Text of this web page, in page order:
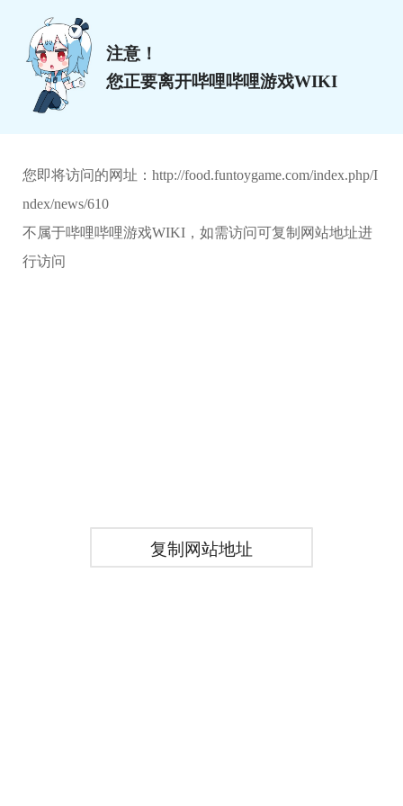
注意！
您正要离开哔哩哔哩游戏WIKI
您即将访问的网址： http://food.funtoygame.com/index.php/I
ndex/news/610
不属于哔哩哔哩游戏WIKI，如需访问可复制网站地址进
行访问
复制网站地址